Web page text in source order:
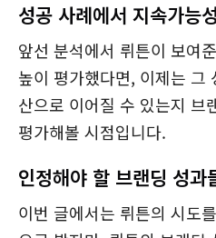
성공 사례에서 지속가능
앞선 분석에서 뤼튼이 보여
높이 평가했다면, 이제는 그
산으로 이어질 수 있는지 브
평가해볼 시점입니다.
인정해야 할 브랜딩 성과
이번 글에서는 뤼튼의 시도